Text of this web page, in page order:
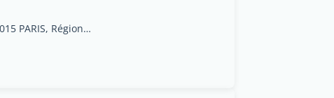
Chez Novundi112 RUE BLOMET75015 PARIS, Région Île-de-France